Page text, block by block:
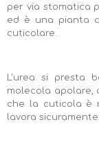
per via stomatica
ed è una pianta
cuticolare.
L'urea si presta
molecola apolare,
che la cuticola è
lavora